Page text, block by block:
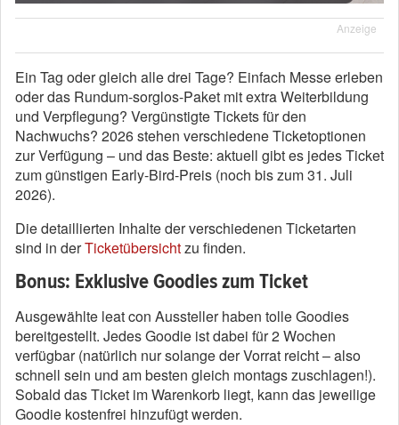
Anzeige
Ein Tag oder gleich alle drei Tage? Einfach Messe erleben
oder das Rundum-sorglos-Paket mit extra Weiterbildung
und Verpflegung? Vergünstigte Tickets für den
Nachwuchs? 2026 stehen verschiedene Ticketoptionen
zur Verfügung – und das Beste: aktuell gibt es jedes Ticket
zum günstigen Early-Bird-Preis (noch bis zum 31. Juli
2026).
Die detaillierten Inhalte der verschiedenen Ticketarten
sind in derTicketübersichtzu finden.
Bonus: Exklusive Goodies zum Ticket
Ausgewählte leat con Aussteller haben tolle Goodies
bereitgestellt. Jedes Goodie ist dabei für 2 Wochen
verfügbar (natürlich nur solange der Vorrat reicht – also
schnell sein und am besten gleich montags zuschlagen!).
Sobald das Ticket im Warenkorb liegt, kann das jeweilige
Goodie kostenfrei hinzufügt werden.